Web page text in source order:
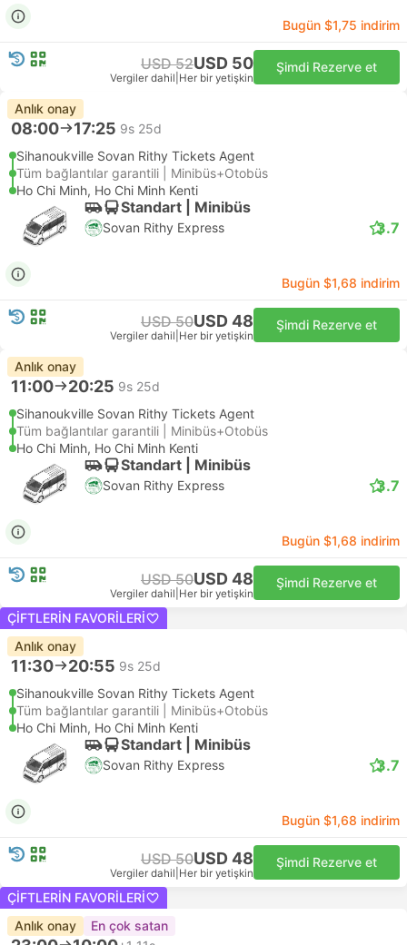
Bugün $1,75 indirim
USD 52USD 50
Vergiler dahil Her bir yetişkin
Şimdi Rezerve et
Anlık onay
08:00 17:25 9s 25d
Sihanoukville Sovan Rithy Tickets Agent
Tüm bağlantılar garantili | Minibüs+Otobüs
Ho Chi Minh, Ho Chi Minh Kenti
Standart | Minibüs
Sovan Rithy Express 3.7
Bugün $1,68 indirim
USD 50USD 48
Vergiler dahil Her bir yetişkin
Şimdi Rezerve et
Anlık onay
11:00 20:25 9s 25d
Sihanoukville Sovan Rithy Tickets Agent
Tüm bağlantılar garantili | Minibüs+Otobüs
Ho Chi Minh, Ho Chi Minh Kenti
Standart | Minibüs
Sovan Rithy Express 3.7
Bugün $1,68 indirim
USD 50USD 48
Vergiler dahil Her bir yetişkin
Şimdi Rezerve et
ÇIFTLERIN FAVORILERI
Anlık onay
11:30 20:55 9s 25d
Sihanoukville Sovan Rithy Tickets Agent
Tüm bağlantılar garantili | Minibüs+Otobüs
Ho Chi Minh, Ho Chi Minh Kenti
Standart | Minibüs
Sovan Rithy Express 3.7
Bugün $1,68 indirim
USD 50USD 48
Vergiler dahil Her bir yetişkin
Şimdi Rezerve et
ÇIFTLERIN FAVORILERI
Anlık onay
En çok satan